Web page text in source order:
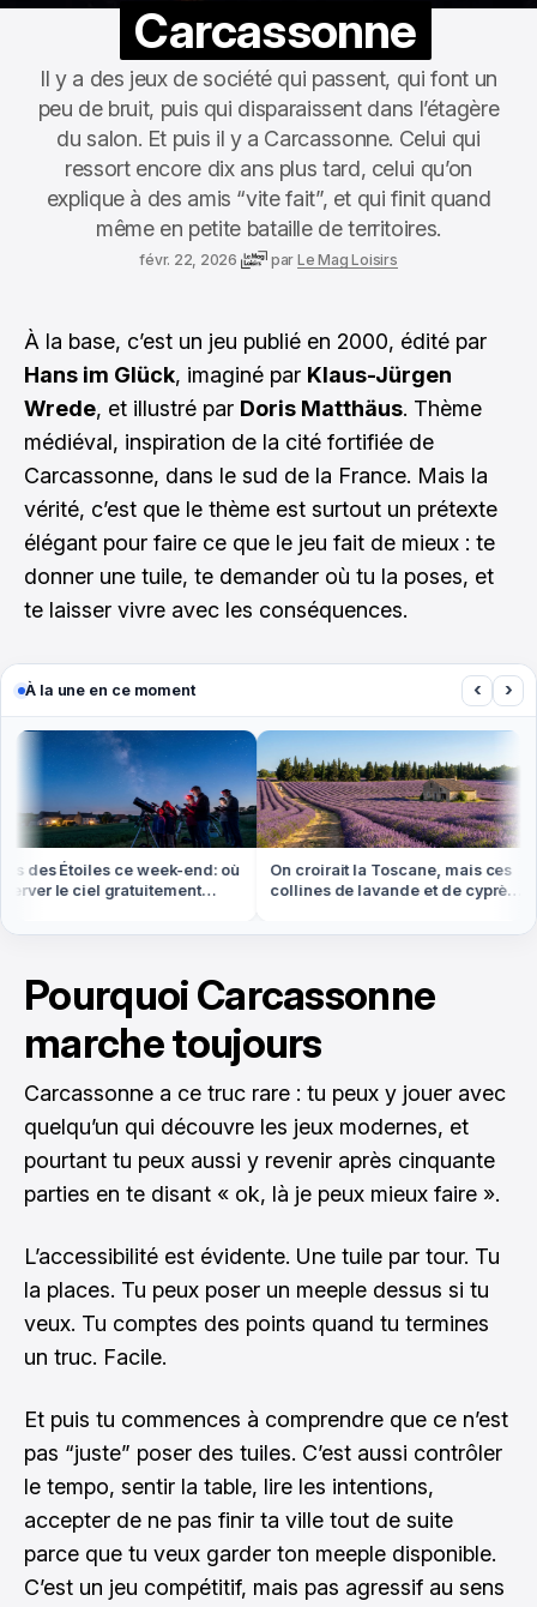
Carcassonne
Il y a des jeux de société qui passent, qui font un
peu de bruit, puis qui disparaissent dans l’étagère
du salon. Et puis il y a Carcassonne. Celui qui
ressort encore dix ans plus tard, celui qu’on
explique à des amis “vite fait”, et qui finit quand
même en petite bataille de territoires.
févr. 22, 2026 par Le Mag Loisirs
À la base, c’est un jeu publié en 2000, édité par
Hans im Glück, imaginé par Klaus-Jürgen
Wrede, et illustré par Doris Matthäus. Thème
médiéval, inspiration de la cité fortifiée de
Carcassonne, dans le sud de la France. Mais la
vérité, c’est que le thème est surtout un prétexte
élégant pour faire ce que le jeu fait de mieux : te
donner une tuile, te demander où tu la poses, et
te laisser vivre avec les conséquences.
À la une en ce moment ‹ ›
des Étoiles ce week-end: où
le ciel gratuitement
On croirait la Toscane, mais ces
collines de lavande et de cyprès
Pourquoi Carcassonne
marche toujours
Carcassonne a ce truc rare : tu peux y jouer avec
quelqu’un qui découvre les jeux modernes, et
pourtant tu peux aussi y revenir après cinquante
parties en te disant « ok, là je peux mieux faire ».
L’accessibilité est évidente. Une tuile par tour. Tu
la places. Tu peux poser un meeple dessus si tu
veux. Tu comptes des points quand tu termines
un truc. Facile.
Et puis tu commences à comprendre que ce n’est
pas “juste” poser des tuiles. C’est aussi contrôler
le tempo, sentir la table, lire les intentions,
accepter de ne pas finir ta ville tout de suite
parce que tu veux garder ton meeple disponible.
C’est un jeu compétitif, mais pas agressif au sens